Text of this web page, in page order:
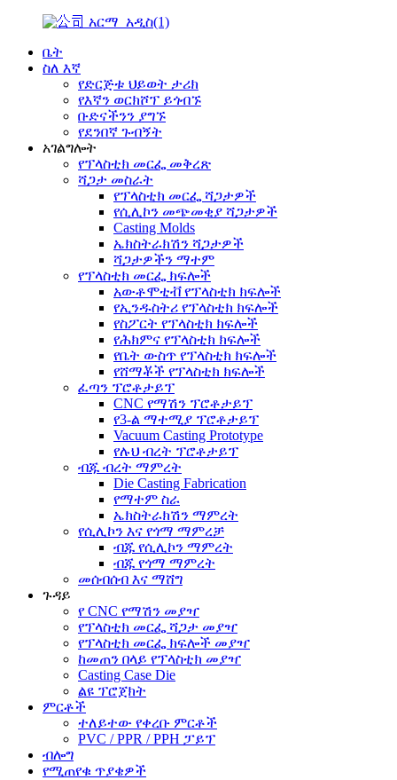
ቤት
ስለ እኛ
የድርጅቱ ህይወት ታሪክ
የእኛን ወርክሾፕ ይጎብኙ
ቡድናችንን ያግኙ
የደንበኛ ጉብኝት
አገልግሎት
የፕላስቲክ መርፌ መቅረጽ
ሻጋታ መስራት
የፕላስቲክ መርፌ ሻጋታዎች
የሲሊኮን መጭመቂያ ሻጋታዎች
Casting Molds
ኤክስትራክሽን ሻጋታዎች
ሻጋታዎችን ማተም
የፕላስቲክ መርፌ ክፍሎች
አውቶሞቲቭ የፕላስቲክ ክፍሎች
የኢንዱስትሪ የፕላስቲክ ክፍሎች
የስፖርት የፕላስቲክ ክፍሎች
የሕክምና የፕላስቲክ ክፍሎች
የቤት ውስጥ የፕላስቲክ ክፍሎች
የሸማቾች የፕላስቲክ ክፍሎች
ፈጣን ፕሮቶታይፕ
CNC የማሽን ፕሮቶታይፕ
የ3-ል ማተሚያ ፕሮቶታይፕ
Vacuum Casting Prototype
የሉህ ብረት ፕሮቶታይፕ
ብጁ ብረት ማምረት
Die Casting Fabrication
የማተም ስራ
ኤክስትራክሽን ማምረት
የሲሊኮን እና የጎማ ማምረቻ
ብጁ የሲሊኮን ማምረት
ብጁ የጎማ ማምረት
መሰብሰብ እና ማሸግ
ጉዳይ
የ CNC የማሽን መያዣ
የፕላስቲክ መርፌ ሻጋታ መያዣ
የፕላስቲክ መርፌ ክፍሎች መያዣ
ከመጠን በላይ የፕላስቲክ መያዣ
Casting Case Die
ልዩ ፕሮጀክት
ምርቶች
ተለይተው የቀረቡ ምርቶች
PVC / PPR / PPH ፓይፕ
ብሎግ
የሚጠየቁ ጥያቄዎች